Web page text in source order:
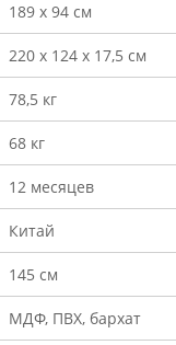
189 x 94 см
220 x 124 x 17,5 см
78,5 кг
68 кг
12 месяцев
Китай
145 см
МДФ, ПВХ, бархат